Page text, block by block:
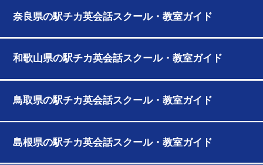
奈良県の駅チカ英会話スクール・教室ガイド
和歌山県の駅チカ英会話スクール・教室ガイド
鳥取県の駅チカ英会話スクール・教室ガイド
島根県の駅チカ英会話スクール・教室ガイド